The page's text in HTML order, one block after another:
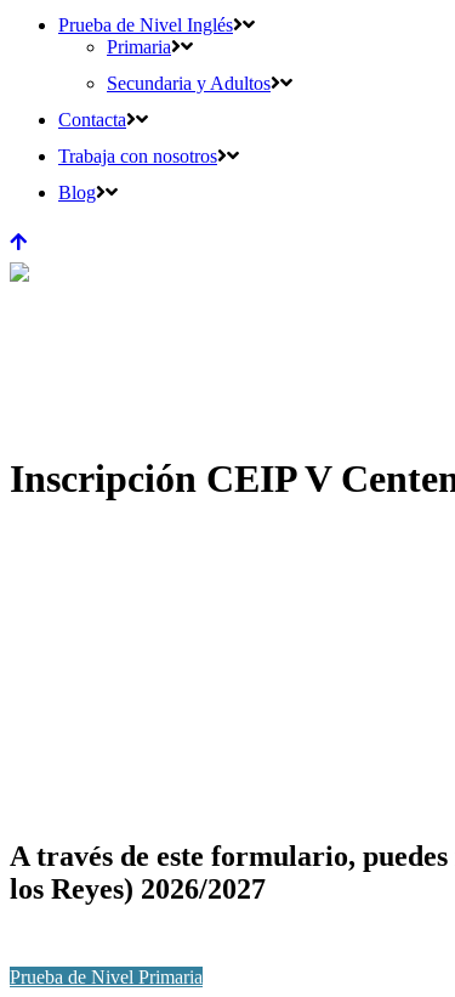
Prueba de Nivel Inglés
Primaria
Secundaria y Adultos
Contacta
Trabaja con nosotros
Blog
Inscripción CEIP V
A través de este formulario,
los Reyes) 2026/2027
Prueba de Nivel Primaria